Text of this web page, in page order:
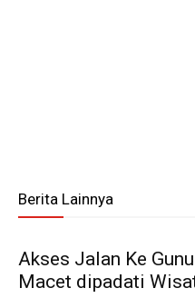
Berita Lainnya
Akses Jalan Ke
Macet dipadati